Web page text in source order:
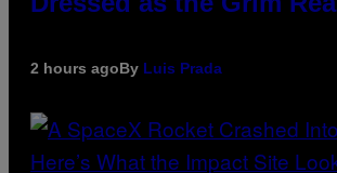
2 hours agoBy Luis Prada